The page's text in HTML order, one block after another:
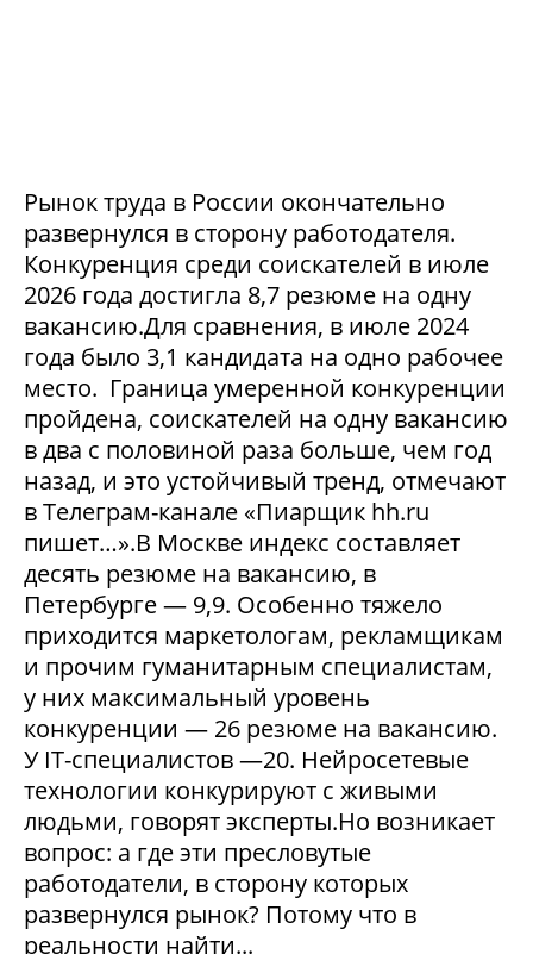
Рынок труда в России окончательно
развернулся в сторону работодателя.
Конкуренция среди соискателей в июле
2026 года достигла 8,7 резюме на одну
вакансию.Для сравнения, в июле 2024
года было 3,1 кандидата на одно рабочее
место. Граница умеренной конкуренции
пройдена, соискателей на одну вакансию
в два с половиной раза больше, чем год
назад, и это устойчивый тренд, отмечают
в Телеграм-канале «Пиарщик hh.ru
пишет…».В Москве индекс составляет
десять резюме на вакансию, в
Петербурге — 9,9. Особенно тяжело
приходится маркетологам, рекламщикам
и прочим гуманитарным специалистам,
у них максимальный уровень
конкуренции — 26 резюме на вакансию.
У IT-специалистов —20. Нейросетевые
технологии конкурируют с живыми
людьми, говорят эксперты.Но возникает
вопрос: а где эти пресловутые
работодатели, в сторону которых
развернулся рынок? Потому что в
реальности найти...